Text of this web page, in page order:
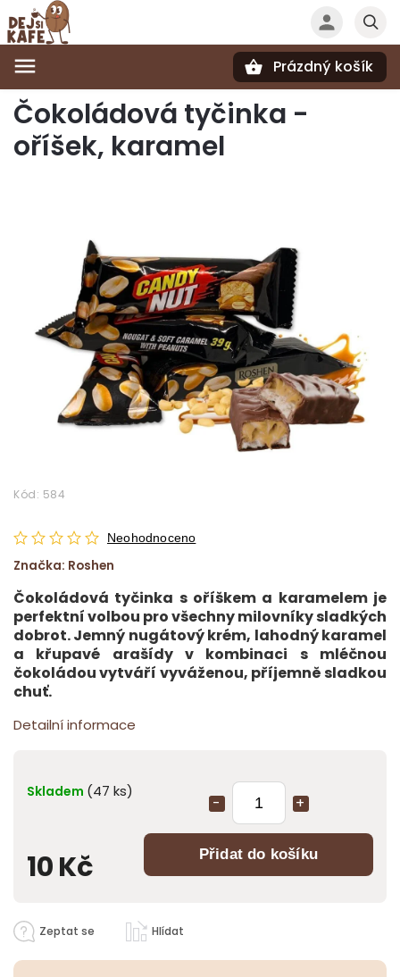
Hledat
Prázdný košík
Čokoládová tyčinka -
oříšek, karamel
Kód: 584
Neohodnoceno
Značka: Roshen
10 Kč Přidat do košíku
Skladem (47 ks)
Čokoládová tyčinka s oříškem a karamelem je
perfektní volbou pro všechny milovníky sladkých
dobrot. Jemný nugátový krém, lahodný karamel
a křupavé arašídy v kombinaci s mléčnou
čokoládou vytváří vyváženou, příjemně sladkou
chuť.
Detailní informace
Zeptat se Hlídat